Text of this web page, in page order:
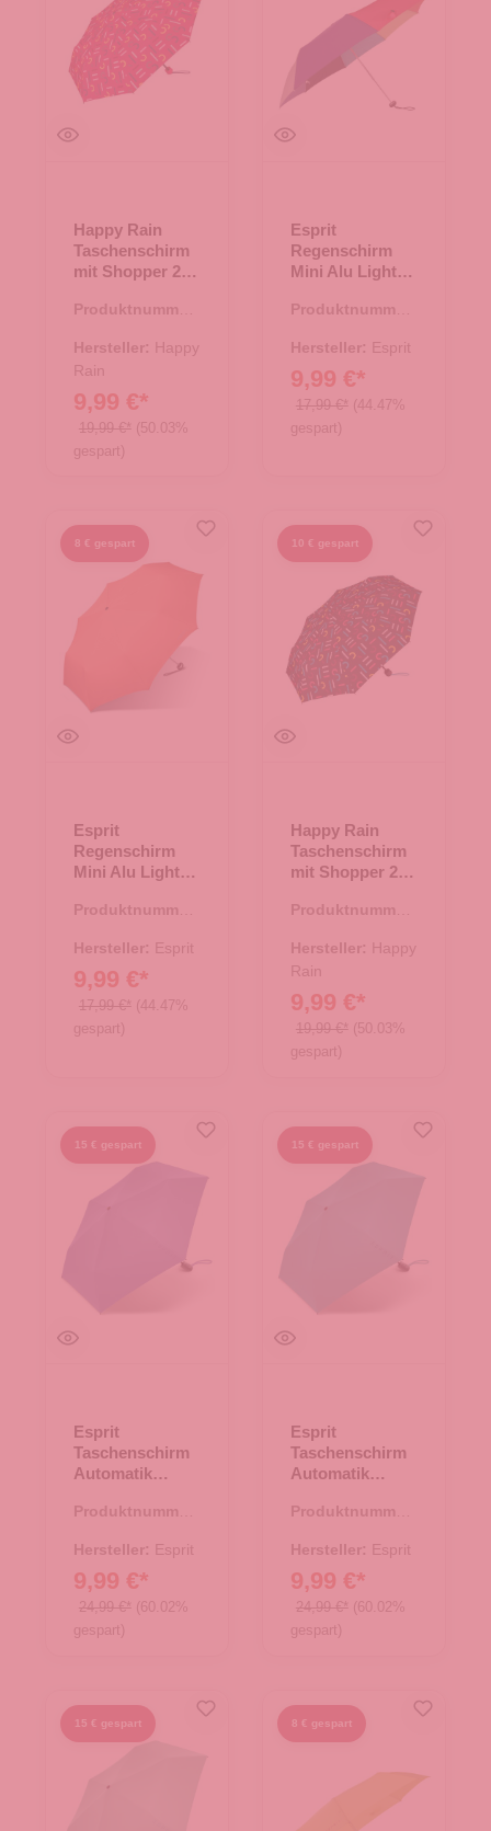
Happy Rain
Taschenschirm
mit Shopper 2 in
wirh shopper
Produktnummer:
Hersteller: Happy
Rain
9,99 €*
19,99 €* (50.03%
gespart)
Esprit
Regenschirm
Mini Alu Light
Produktnummer:
Hersteller: Esprit
9,99 €*
17,99 €* (44.47%
gespart)
8 € gespart
Esprit
Regenschirm
Mini Alu Light
Produktnummer:
Hersteller: Esprit
9,99 €*
17,99 €* (44.47%
gespart)
10 € gespart
Happy Rain
Taschenschirm
mit Shopper 2 in
shopper
multicolor
Produktnummer:
Hersteller: Happy
Rain
9,99 €*
19,99 €* (50.03%
gespart)
15 € gespart
Esprit
Taschenschirm
Automatik
Slimline lolite
Produktnummer:
Hersteller: Esprit
9,99 €*
24,99 €* (60.02%
gespart)
15 € gespart
Esprit
Taschenschirm
Automatik
Slimline
Produktnummer:
Hersteller: Esprit
9,99 €*
24,99 €* (60.02%
gespart)
15 € gespart 8 € gespart